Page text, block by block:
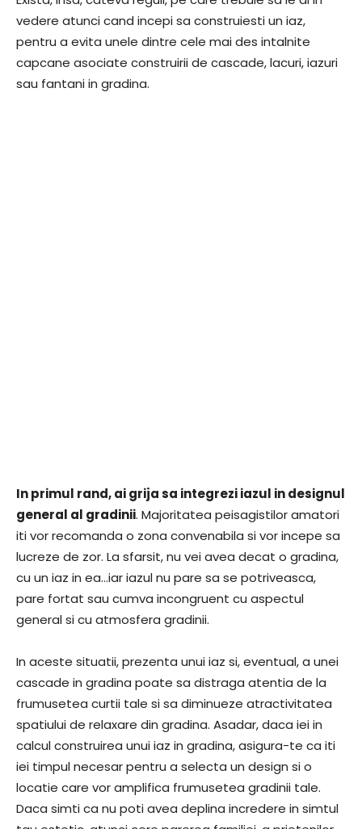
vedere atunci cand incepi sa construiesti un iaz,
pentru a evita unele dintre cele mai des intalnite
capcane asociate construirii de cascade, lacuri, iazuri
sau fantani in gradina.
In primul rand, ai grija sa integrezi iazul in designul
general al gradinii. Majoritatea peisagistilor amatori
iti vor recomanda o zona convenabila si vor incepe sa
lucreze de zor. La sfarsit, nu vei avea decat o gradina,
cu un iaz in ea…iar iazul nu pare sa se potriveasca,
pare fortat sau cumva incongruent cu aspectul
general si cu atmosfera gradinii.
In aceste situatii, prezenta unui iaz si, eventual, a unei
cascade in gradina poate sa distraga atentia de la
frumusetea curtii tale si sa diminueze atractivitatea
spatiului de relaxare din gradina. Asadar, daca iei in
calcul construirea unui iaz in gradina, asigura-te ca iti
iei timpul necesar pentru a selecta un design si o
locatie care vor amplifica frumusetea gradinii tale.
Daca simti ca nu poti avea deplina incredere in simtul